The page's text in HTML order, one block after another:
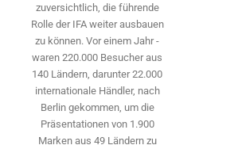
zuversichtlich, die führende
Rolle der IFA weiter ausbauen
zu können. Vor einem Jahr ­
waren 220.000 Besucher aus
140 ­Ländern, ­darunter 22.000
internationale Händler, nach
Berlin gekommen, um die
Präsen­tationen von 1.900
Marken aus 49 Ländern zu